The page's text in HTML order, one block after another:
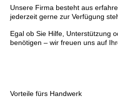
Unsere Firma besteht aus
jederzeit gerne zur Verfügung
Egal ob Sie Hilfe, Unterstützung
benötigen – wir freuen uns auf
Vorteile fürs Handwerk